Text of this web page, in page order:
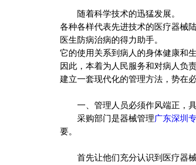
随着科学技术的迅猛发展。
各种各样代表先进技术的医疗器械
医生防病治病的得力助手。
它的使用关系到病人的身体健康和生
因此，本着为人民服务和对病人负
建立一套现代化的管理方法，势在必
一、管理人员必须作风端正，具
采购部门是器械管理广东深圳
要。
首先让他们充分认识到医疗器械